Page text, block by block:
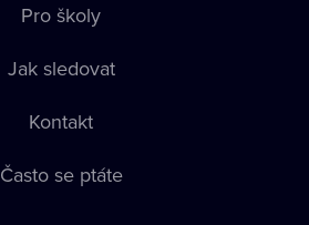
Pro školy
Jak sledovat
Kontakt
Často se ptáte